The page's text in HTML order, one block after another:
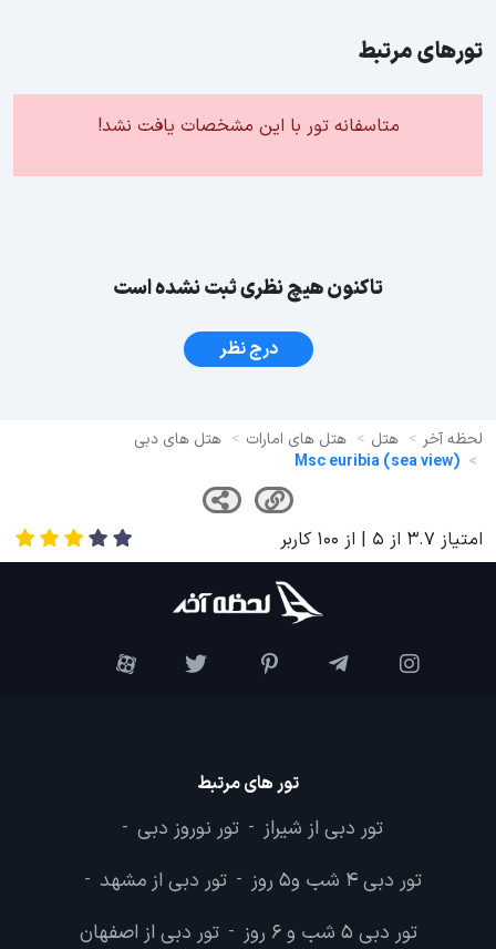
تورهای مرتبط
متاسفانه تور با این مشخصات یافت نشد!
تاکنون هیچ نظری ثبت نشده است
درج نظر
لحظه آخر هتل هتل های امارات
هتل های دبی
(sea view) Msc euribia
امتیاز 3.7 از 5 | از 100 کاربر
تور های مرتبط
تور دبی از شیراز - تور نوروز دبی -
تور دبی 4 شب و5 روز - تور دبی از مشهد -
تور دبی 5 شب و 6 روز - تور دبی از اصفهان